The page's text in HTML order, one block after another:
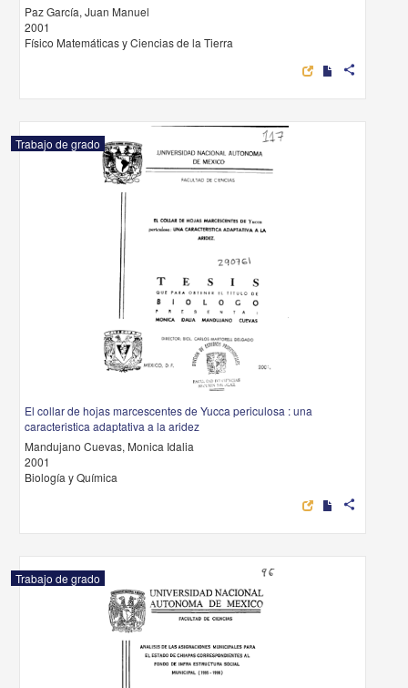
Paz García, Juan Manuel
2001
Físico Matemáticas y Ciencias de la Tierra
share
Trabajo de grado
El collar de hojas marcescentes de Yucca periculosa : una
caracteristica adaptativa a la aridez
Mandujano Cuevas, Monica Idalia
2001
Biología y Química
share
Trabajo de grado